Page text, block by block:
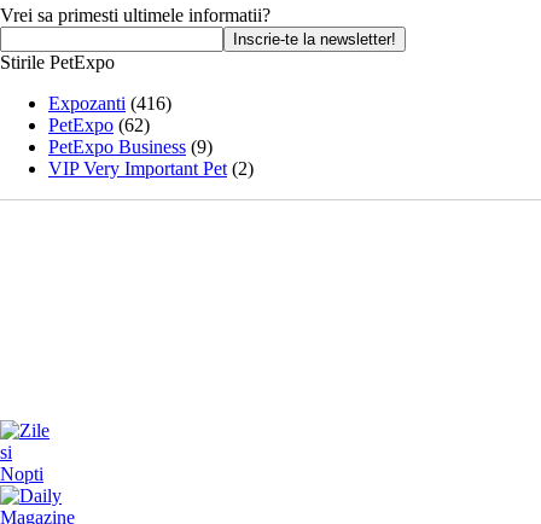
Vrei sa primesti ultimele informatii?
Stirile PetExpo
Expozanti (416)
PetExpo (62)
PetExpo Business (9)
VIP Very Important Pet (2)